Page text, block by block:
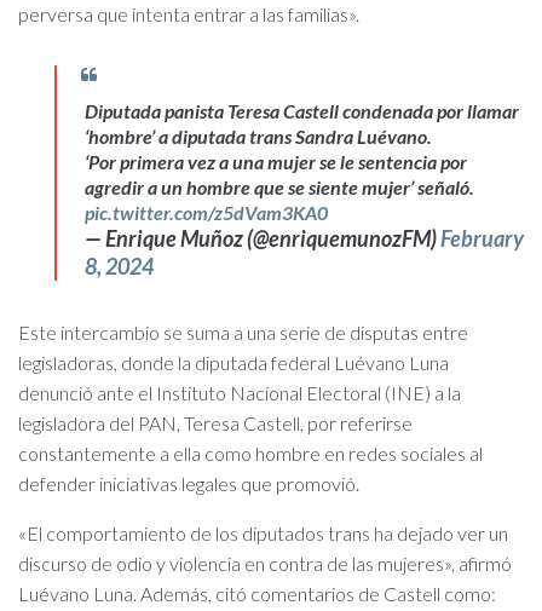
perversa que intenta entrar a las familias».
Diputada panista Teresa Castell condenada por llamar
‘hombre’ a diputada trans Sandra Luévano.
‘Por primera vez a una mujer se le sentencia por
agredir a un hombre que se siente mujer’ señaló.
pic.twitter.com/z5dVam3KA0
— Enrique Muñoz (@enriquemunozFM)February
8, 2024
Este intercambio se suma a una serie de disputas entre
legisladoras, donde la diputada federal Luévano Luna
denunció ante el Instituto Nacional Electoral (INE) a la
legisladora del PAN, Teresa Castell, por referirse
constantemente a ella como hombre en redes sociales al
defender iniciativas legales que promovió.
«El comportamiento de los diputados trans ha dejado ver un
discurso de odio y violencia en contra de las mujeres», afirmó
Luévano Luna. Además, citó comentarios de Castell como: